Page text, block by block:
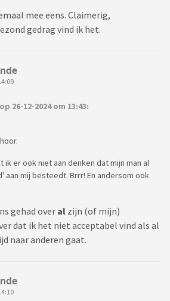
mee eens. Claimerig,
gedrag vind ik het.
26-12-2024 om 13:43:
ik er ook niet aan denken dat mijn man al
aan mij besteedt. Brrr! En andersom ook
gehad over al zijn (of mijn)
dat ik het niet acceptabel vind als al
naar anderen gaat.